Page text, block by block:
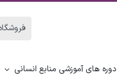
دوره های آموزشی منابع انسانی